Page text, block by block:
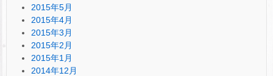
2015年5月
2015年4月
2015年3月
2015年2月
2015年1月
2014年12月